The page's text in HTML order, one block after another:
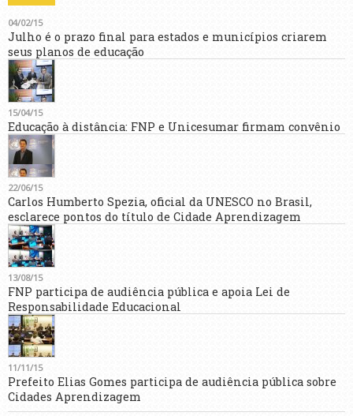
04/02/15
Julho é o prazo final para estados e municípios criarem
seus planos de educação
15/04/15
Educação à distância: FNP e Unicesumar firmam convênio
22/06/15
Carlos Humberto Spezia, oficial da UNESCO no Brasil,
esclarece pontos do título de Cidade Aprendizagem
13/08/15
FNP participa de audiência pública e apoia Lei de
Responsabilidade Educacional
11/11/15
Prefeito Elias Gomes participa de audiência pública sobre
Cidades Aprendizagem